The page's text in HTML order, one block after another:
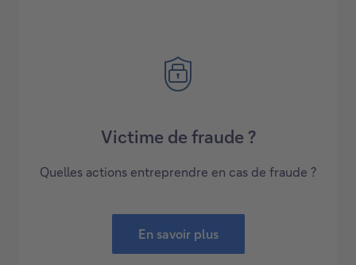
Victime de fraude ?
Quelles actions entreprendre en cas de fraude ?
En savoir plus